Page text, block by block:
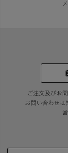
ご注文及びお
お問い合わせは